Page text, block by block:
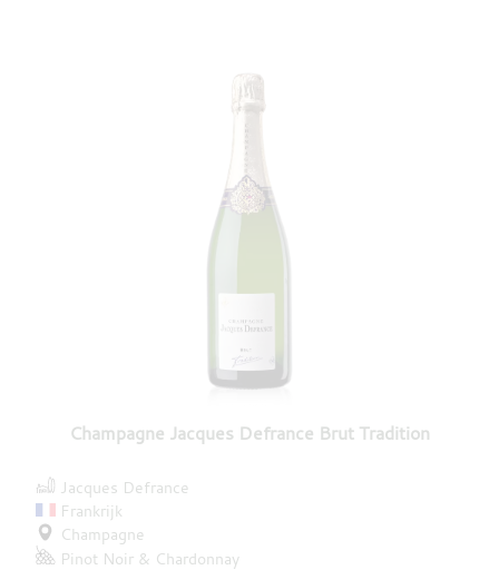
Champagne Jacques Defrance Brut Tradition
Jacques Defrance
Frankrijk
Champagne
Pinot Noir
Chardonnay